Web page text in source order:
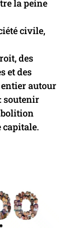
la peine
civile,
des
et des
autour
soutenir
capitale.